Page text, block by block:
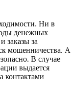
Ни в
денежных
заказы за
мошенничества. А
В случае
выдается
контактами